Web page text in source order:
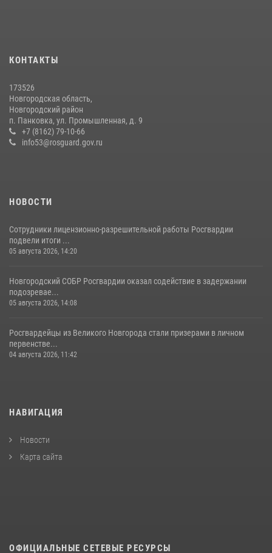
подвел итоги служебной деятельности сотрудников
вневедомственной охраны за первое полугодие 2026 года
22 июля 2026, 12:33 6
КОНТАКТЫ
173526
Новгородская область,
Новгородский район
п. Панковка, ул. Промышленная, д. 9
+7 (8162) 79-10-66
info53@rosguard.gov.ru
НОВОСТИ
Сотрудники лицензионно-разрешительной работы Росгвардии
подвели итоги ...
05 августа 2026, 14:20
Новгородский СОБР Росгвардии оказал содействие в задержании
подозревае...
05 августа 2026, 14:08
Росгвардейцы из Великого Новгорода стали призерами в личном
первенстве...
04 августа 2026, 11:42
НАВИГАЦИЯ
Новости
Карта сайта
ОФИЦИАЛЬНЫЕ СЕТЕВЫЕ РЕСУРСЫ